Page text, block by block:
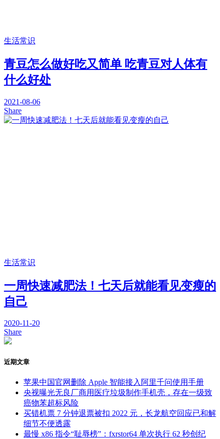
生活常识
青豆怎么做好吃又简单 吃青豆对人体有
什么好处
2021-08-06
Share
生活常识
一周快速减肥法！七天后就能看见变瘦的
自己
2020-11-20
Share
近期文章
苹果中国官网删除 Apple 智能接入阿里千问使用手册
央视曝光无良厂商用医疗垃圾制作手机壳，存在一级致
癌物苯超标风险
买错机票 7 分钟退票被扣 2022 元，长龙航空回应已和解
细节不便透露
最慢 x86 指令“耻辱榜”：fxrstor64 单次执行 62 秒创纪